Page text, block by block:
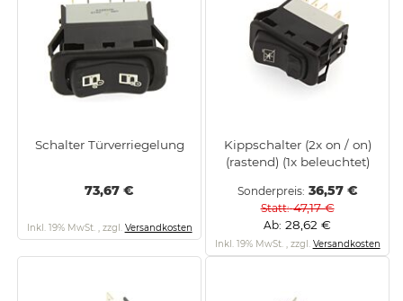
Schalter Türverriegelung
73,67 €
Inkl. 19% MwSt. , zzgl. Versandkosten
Kippschalter (2x on / on)
(rastend) (1x beleuchtet)
Sonderpreis 36,57 €
Statt 47,17 €
Ab 28,62 €
Inkl. 19% MwSt. , zzgl. Versandkosten